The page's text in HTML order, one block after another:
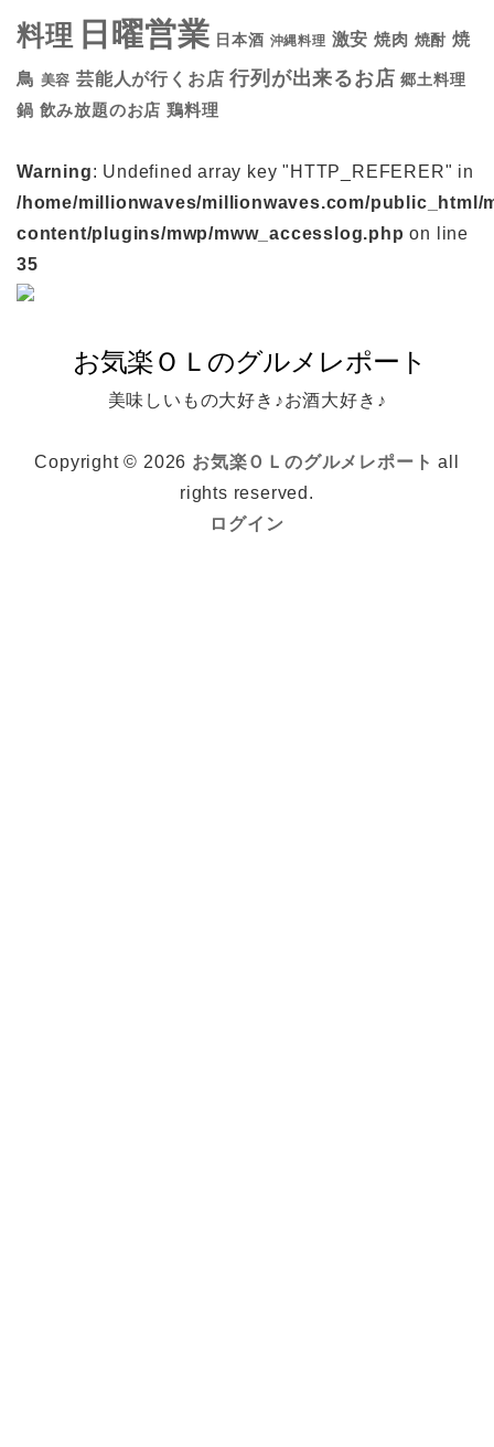
料理 日曜営業 日本酒 沖縄料理 激安 焼肉 焼酎 焼
鳥 美容 芸能人が行くお店 行列が出来るお店 郷土料理
鍋 飲み放題のお店 鶏料理
Warning: Undefined array key "HTTP_REFERER" in
/home/millionwaves/millionwaves.com/public_html/
content/plugins/mwp/mww_accesslog.php on line
35
美味しいもの大好き♪お酒大好き♪
Copyright © 2026 お気楽ＯＬのグルメレポート all
rights reserved.
ログイン